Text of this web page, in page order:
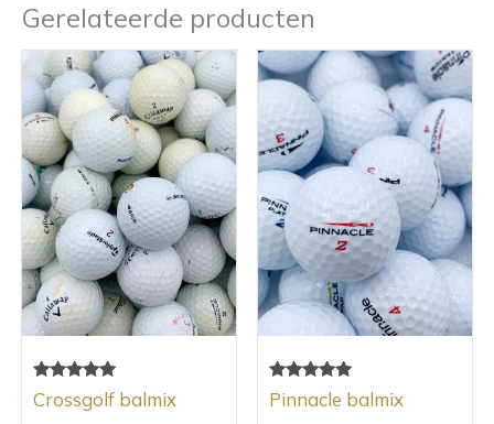
Gerelateerde producten
Gewaardeerd
5.00
Crossgolf balmix
Gewaardeerd
5.00
Pinnacle balmix